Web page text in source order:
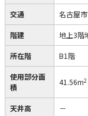
交通 名古屋
階建 地上3階
所在階 B1階
使用部分面
積
41.56m2
天井高 －